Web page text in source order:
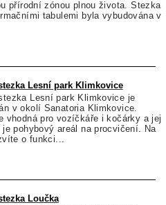
přírodní zónou plnou života. Stezka
tabulemi byla vybudována v
Lesní park Klimkovice
Lesní park Klimkovice je
v okolí Sanatoria Klimkovice.
vhodná pro vozíčkáře i kočárky a její
pohybový areál na procvičení. Na
o funkci...
Loučka